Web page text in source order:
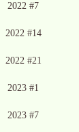
2022 #7
2022 #14
2022 #21
2023 #1
2023 #7